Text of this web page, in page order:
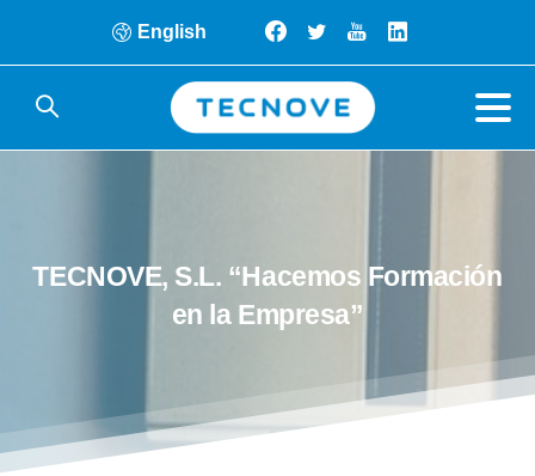
English
TECNOVE, S.L. “Hacemos Formación
en la Empresa”